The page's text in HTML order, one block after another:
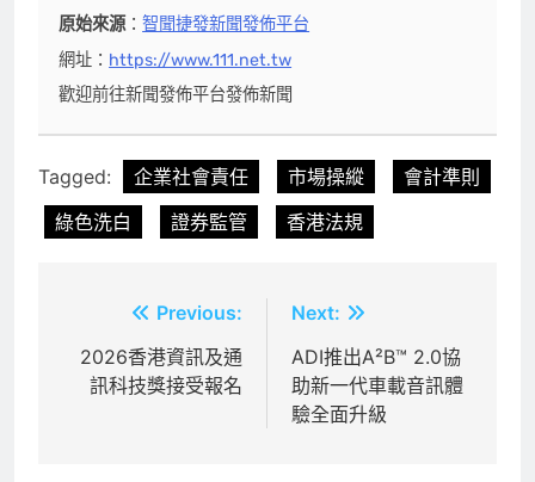
原始來源：智聞捷發新聞發佈平台
網址： https://www.111.net.tw
歡迎前往新聞發佈平台發佈新聞
Tagged: 企業社會責任 市場操縱
會計準則
綠色洗白
證券監管 香港法規
章
Previous:
2026香港資訊及通
訊科技獎接受報名
Next:
ADI推出A²B™ 2.0協
助新一代車載音訊體
驗全面升級